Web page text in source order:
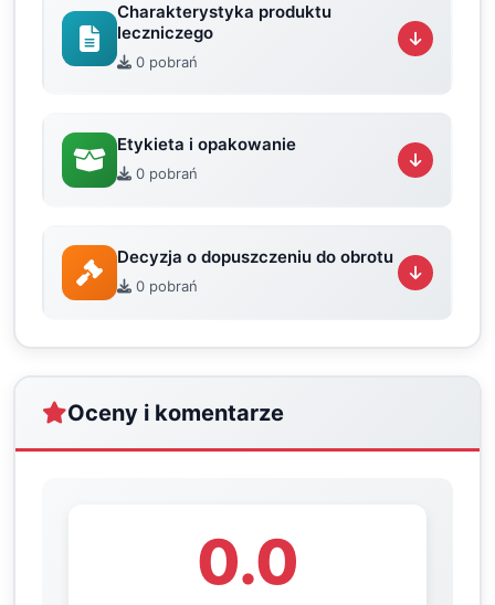
Charakterystyka produktu
leczniczego
0 pobrań
Etykieta i opakowanie
0 pobrań
Decyzja o dopuszczeniu do obrotu
0 pobrań
Oceny i komentarze
0.0